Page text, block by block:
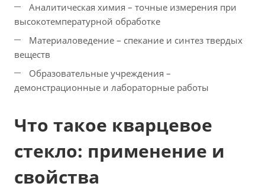
Аналитическая химия – точные измерения при
высокотемпературной обработке
Материаловедение – спекание и синтез твердых
веществ
Образовательные учреждения –
демонстрационные и лабораторные работы
Что такое кварцевое
стекло: применение и
свойства